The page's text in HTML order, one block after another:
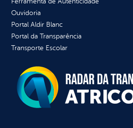
Ouvidoria
Portal Aldir Blanc
Portal da Transparência
Transporte Escolar